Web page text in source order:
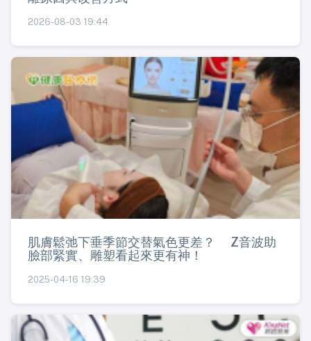
2026-08-03 19:44
肌膚鬆弛下垂季節交替氣色更差？ Z音波助
臉部緊實、雕塑看起來更有神！
2025-04-16 19:39